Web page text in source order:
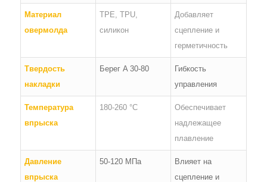
Материал
овермолда
TPE, TPU,
силикон
Добавляет
сцепление и
герметичность
Твердость
накладки
Берег A 30-80
Гибкость
управления
Температура
впрыска
180-260 °C
Обеспечивает
надлежащее
плавление
Давление
впрыска
50-120 МПа
Влияет на
сцепление и